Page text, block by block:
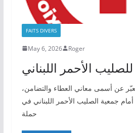
FAITS DIVERS
May 6, 2026 Roger
الأحمر اللبناني
تُعبّر عن أسمى معاني العطاء والتضامن،
جمعية الصليب الأحمر اللبناني في
حملة